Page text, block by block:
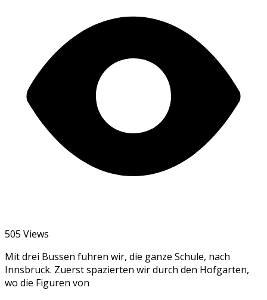
505 Views
Mit drei Bussen fuhren wir, die ganze Schule, nach
Innsbruck. Zuerst spazierten wir durch den Hofgarten,
wo die Figuren von